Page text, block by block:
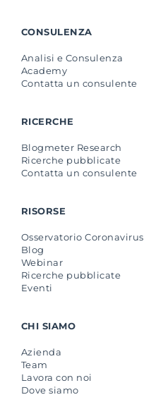
CONSULENZA
Analisi e Consulenza
Academy
Contatta un consulente
RICERCHE
Blogmeter Research
Ricerche pubblicate
Contatta un consulente
RISORSE
Osservatorio Coronavirus
Blog
Webinar
Ricerche pubblicate
Eventi
CHI SIAMO
Azienda
Team
Lavora con noi
Dove siamo